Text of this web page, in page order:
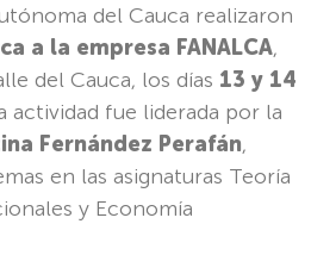
del Cauca realizaron
a la empresa FANALCA,
del Cauca, los días 13 y 14
actividad fue liderada por la
Fernández Perafán,
en las asignaturas Teoría
y Economía